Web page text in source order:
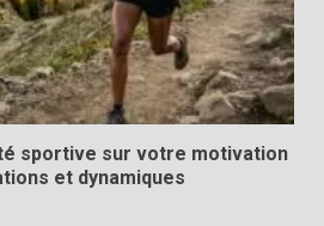
sportive sur votre motivation
et dynamiques